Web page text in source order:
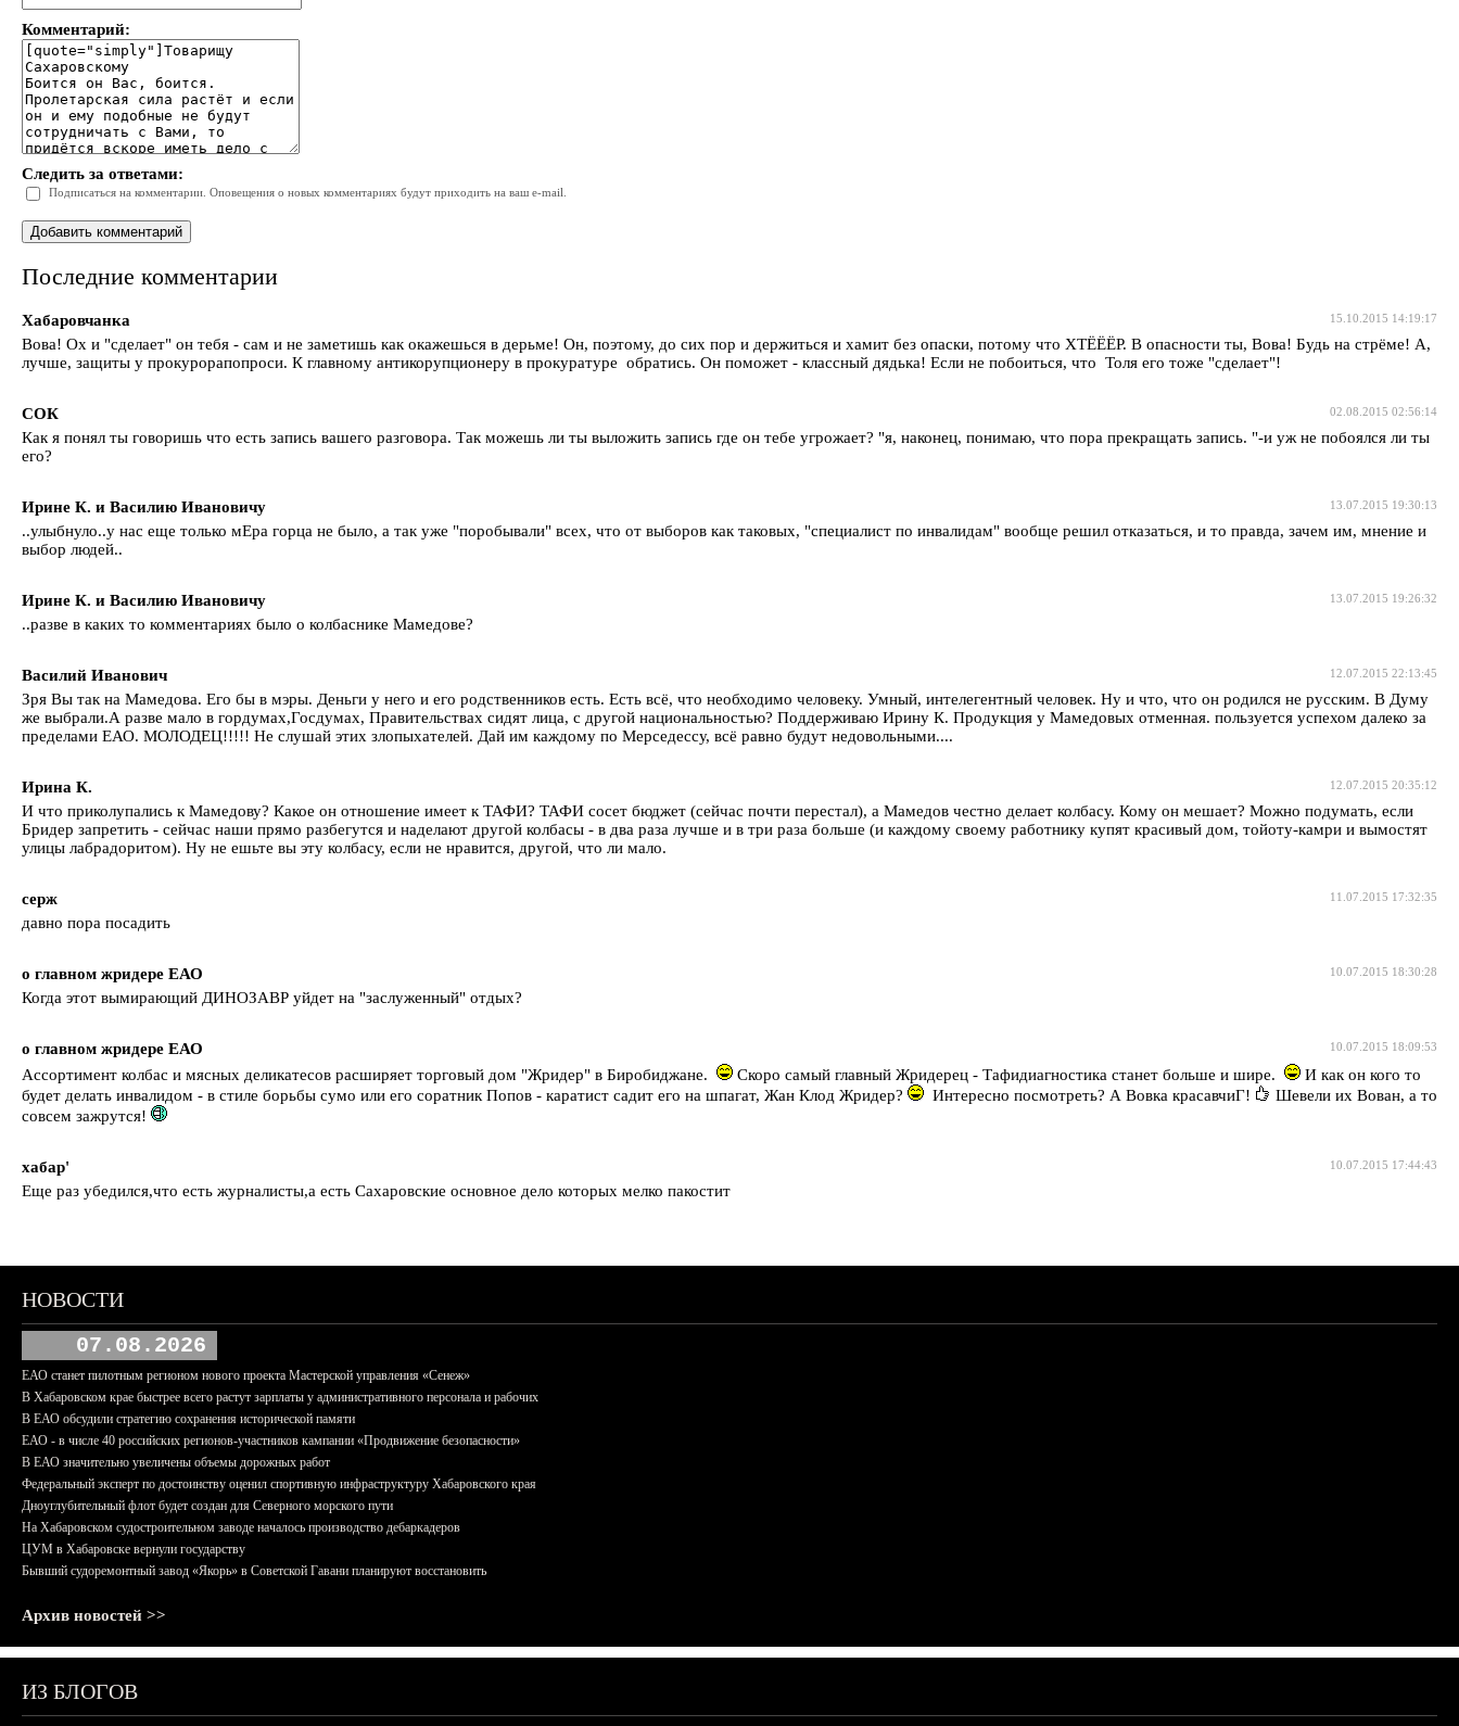
Комментарий:
Следить за ответами:
Подписаться на комментарии. Оповещения о новых комментариях будут приходить на ваш e-mail.
Последние комментарии
15.10.2015 14:19:17
Хабаровчанка
Вова! Ох и "сделает" он тебя - сам и не заметишь как окажешься в дерьме! Он, поэтому, до сих пор и держиться и хамит без опаски, потому что ХТЁЁЁР. В опасности ты, Вова! Будь на стрёме! А,
лучше, защиты у прокурорапопроси. К главному антикорупционеру в прокуратуре обратись. Он поможет - классный дядька! Если не побоиться, что Толя его тоже "сделает"!
02.08.2015 02:56:14
СОК
Как я понял ты говоришь что есть запись вашего разговора. Так можешь ли ты выложить запись где он тебе угрожает? "я, наконец, понимаю, что пора прекращать запись. "-и уж не побоялся ли ты
его?
13.07.2015 19:30:13
Ирине К. и Василию Ивановичу
..улыбнуло..у нас еще только мЕра горца не было, а так уже "поробывали" всех, что от выборов как таковых, "специалист по инвалидам" вообще решил отказаться, и то правда, зачем им, мнение и
выбор людей..
13.07.2015 19:26:32
Ирине К. и Василию Ивановичу
..разве в каких то комментариях было о колбаснике Мамедове?
12.07.2015 22:13:45
Василий Иванович
Зря Вы так на Мамедова. Его бы в мэры. Деньги у него и его родственников есть. Есть всё, что необходимо человеку. Умный, интелегентный человек. Ну и что, что он родился не русским. В Думу
же выбрали.А разве мало в гордумах,Госдумах, Правительствах сидят лица, с другой национальностью? Поддерживаю Ирину К. Продукция у Мамедовых отменная. пользуется успехом далеко за
пределами ЕАО. МОЛОДЕЦ!!!!! Не слушай этих злопыхателей. Дай им каждому по Мерседессу, всё равно будут недовольными....
12.07.2015 20:35:12
Ирина К.
И что приколупались к Мамедову? Какое он отношение имеет к ТАФИ? ТАФИ сосет бюджет (сейчас почти перестал), а Мамедов честно делает колбасу. Кому он мешает? Можно подумать, если
Бридер запретить - сейчас наши прямо разбегутся и наделают другой колбасы - в два раза лучше и в три раза больше (и каждому своему работнику купят красивый дом, тойоту-камри и вымостят
улицы лабрадоритом). Ну не ешьте вы эту колбасу, если не нравится, другой, что ли мало.
11.07.2015 17:32:35
серж
давно пора посадить
10.07.2015 18:30:28
о главном жридере ЕАО
Когда этот вымирающий ДИНОЗАВР уйдет на "заслуженный" отдых?
10.07.2015 18:09:53
о главном жридере ЕАО
Ассортимент колбас и мясных деликатесов расширяет торговый дом "Жридер" в Биробиджане.
Скоро самый главный Жридерец - Тафидиагностика станет больше и шире.
И как он кого то
будет делать инвалидом - в стиле борьбы сумо или его соратник Попов - каратист садит его на шпагат, Жан Клод Жридер?
Интересно посмотреть? А Вовка красавчиГ!
Шевели их Вован, а то
совсем зажрутся!
10.07.2015 17:44:43
хабар'
Еще раз убедился,что есть журналисты,а есть Сахаровские основное дело которых мелко пакостит
НОВОСТИ
07.08.2026
ЕАО станет пилотным регионом нового проекта Мастерской управления «Сенеж»
В Хабаровском крае быстрее всего растут зарплаты у административного персонала и рабочих
В ЕАО обсудили стратегию сохранения исторической памяти
ЕАО - в числе 40 российских регионов-участников кампании «Продвижение безопасности»
В ЕАО значительно увеличены объемы дорожных работ
Федеральный эксперт по достоинству оценил спортивную инфраструктуру Хабаровского края
Дноуглубительный флот будет создан для Северного морского пути
На Хабаровском судостроительном заводе началось производство дебаркадеров
ЦУМ в Хабаровске вернули государству
Бывший судоремонтный завод «Якорь» в Советской Гавани планируют восстановить
Архив новостей >>
ИЗ БЛОГОВ